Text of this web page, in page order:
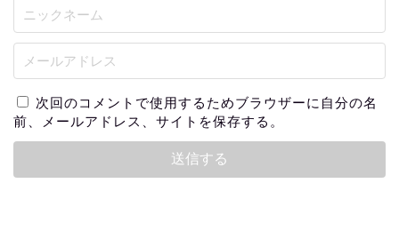
次回のコメントで使用するためブラウザーに自分の名
前、メールアドレス、サイトを保存する。